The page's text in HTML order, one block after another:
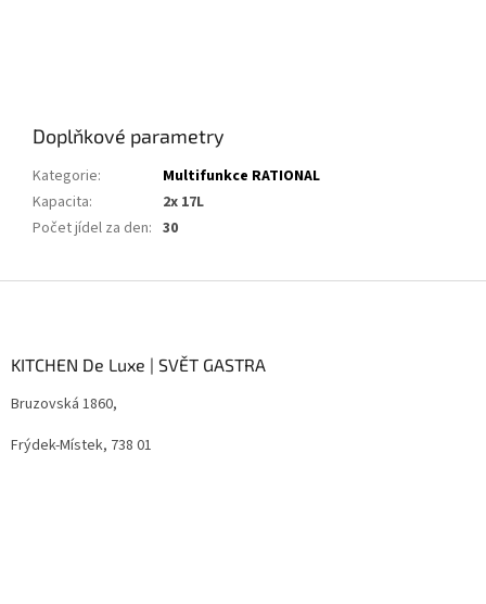
Doplňkové parametry
Kategorie:
Multifunkce RATIONAL
Kapacita:
2x 17L
Počet jídel za den: 30
KITCHEN De Luxe | SVĚT GASTRA
Bruzovská 1860,
Frýdek-Místek, 738 01